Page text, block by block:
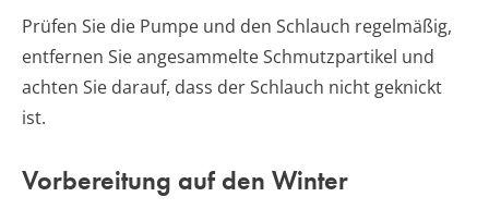
Prüfen Sie die Pumpe und den Schlauch regelmäßig,
entfernen Sie angesammelte Schmutzpartikel und
achten Sie darauf, dass der Schlauch nicht geknickt
ist.
Vorbereitung auf den Winter